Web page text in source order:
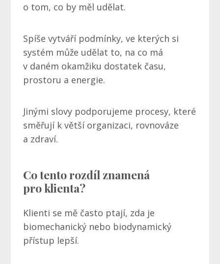
o tom, co by měl udělat.
Spíše vytváří podmínky, ve kterých si
systém může udělat to, na co má
v daném okamžiku dostatek času,
prostoru a energie.
Jinými slovy podporujeme procesy, které
směřují k větší organizaci, rovnováze
a zdraví.
Co tento rozdíl znamená
pro klienta?
Klienti se mě často ptají, zda je
biomechanický nebo biodynamický
přístup lepší.